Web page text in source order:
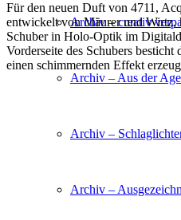
Archiv – creativ
Archiv – Aus der
Archiv –
Archiv –
Für den neuen Duft von 4711,
entwickelt von Mäurer und Wirtz,
Schuber in Holo-Optik im
Vorderseite des Schubers
einen schimmernden Effekt